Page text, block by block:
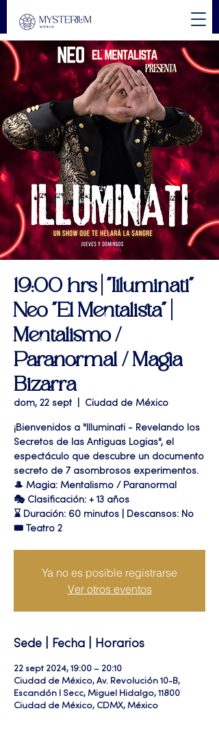
19:00 hrs | "Illuminati"
Neo "El Mentalista" |
Mentalismo /
Paranormal / Magia
Bizarra
dom, 22 sept Ciudad de México
¡Bienvenidos a "Illuminati - Revelando los
Secretos de las Antiguas Logias", el
espectáculo que descubre un documento
secreto de 7 asombrosos experimentos.
🎩 Magia: Mentalismo / Paranormal
🎭 Clasificación: + 13 años
⌛ Duración: 60 minutos | Descansos: No
🎟 Teatro 2
Ya no es posible registrarse
Ver otros eventos
Sede | Fecha | Horarios
22 sept 2024, 19:00 – 20:10
Ciudad de México, Av. Revolución 10-B,
Escandón I Secc, Miguel Hidalgo, 11800
Ciudad de México, CDMX, México